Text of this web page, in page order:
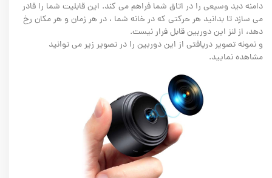
دامنه دید وسیعی را در اتاق شما فراهم می کند. این قابلیت شما را قادر
می سازد تا بدانید هر حرکتی که در خانه شما ، در هر زمان و هر مکان رخ
دهد، از لنز این دوربین قابل فرار نیست.
و نمونه تصویر دریافتی از این دوربین را در تصویر زیر می توانید
مشاهده نمایید.